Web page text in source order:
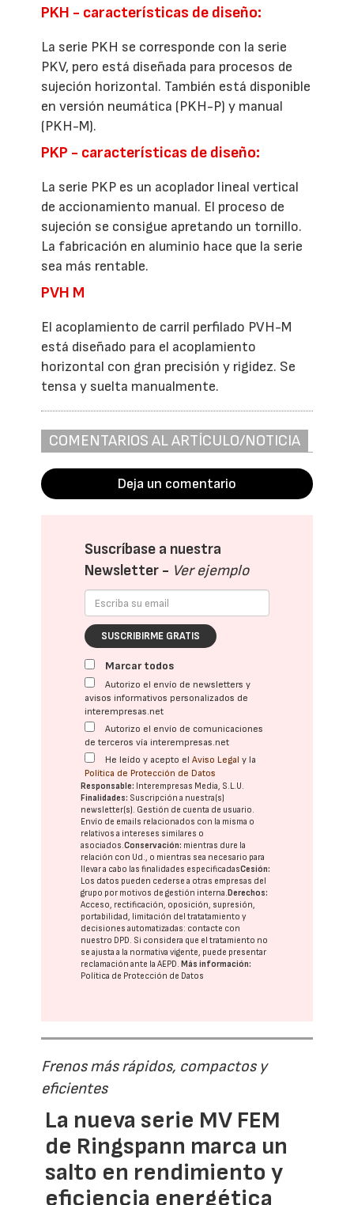
PKH - características de diseño:
La serie PKH se corresponde con la serie
PKV, pero está diseñada para procesos de
sujeción horizontal. También está disponible
en versión neumática (PKH-P) y manual
(PKH-M).
PKP - características de diseño:
La serie PKP es un acoplador lineal vertical
de accionamiento manual. El proceso de
sujeción se consigue apretando un tornillo.
La fabricación en aluminio hace que la serie
sea más rentable.
PVH M
El acoplamiento de carril perfilado PVH-M
está diseñado para el acoplamiento
horizontal con gran precisión y rigidez. Se
tensa y suelta manualmente.
COMENTARIOS AL ARTÍCULO/NOTICIA
Deja un comentario
Suscríbase a nuestra
Newsletter - Ver ejemplo
SUSCRIBIRME GRATIS
Marcar todos
Autorizo el envío de newsletters y
avisos informativos personalizados de
interempresas.net
Autorizo el envío de comunicaciones
de terceros vía interempresas.net
He leído y acepto elAviso Legal y la
Política de Protección de Datos
Responsable: Interempresas Media, S.L.U.
Finalidades: Suscripción a nuestra(s)
newsletter(s). Gestión de cuenta de usuario.
Envío de emails relacionados con la misma o
relativos a intereses similares o
asociados.Conservación: mientras dure la
relación con Ud., o mientras sea necesario para
llevar a cabo las finalidades especificadasCesión:
Los datos pueden cederse a otras empresas del
grupo por motivos de gestión interna. Derechos:
Acceso, rectificación, oposición, supresión,
portabilidad, limitación del tratatamiento y
decisiones automatizadas: contacte con
nuestro DPD. Si considera que el tratamiento no
se ajusta a la normativa vigente, puede presentar
reclamación ante laAEPD. Más información:
Política de Protección de Datos
Frenos más rápidos, compactos y
eficientes
La nueva serie MV FEM
de Ringspann marca un
salto en rendimiento y
eficiencia energética